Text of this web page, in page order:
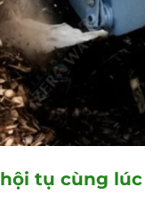
tụ cùng lúc